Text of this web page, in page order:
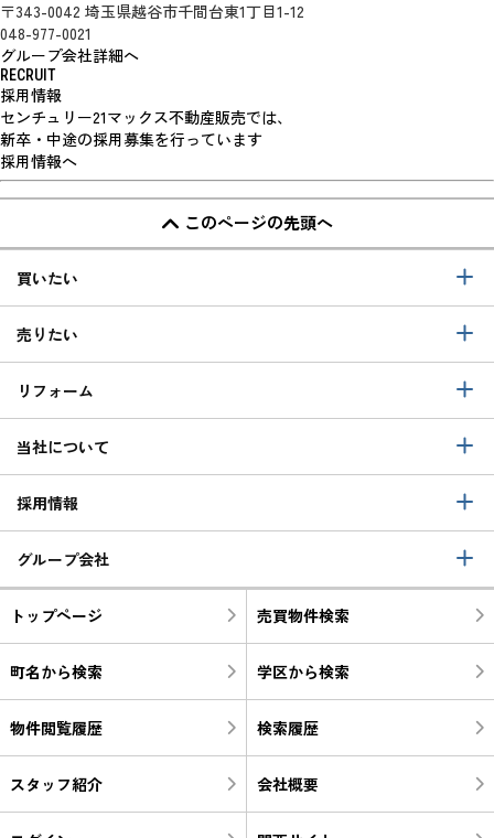
〒343-0042 埼玉県越谷市千間台東1丁目1-12
048-977-0021
グループ会社詳細へ
RECRUIT
採用情報
センチュリー21マックス不動産販売では、
新卒・中途の採用募集を行っています
採用情報へ
このページの先頭へ
買いたい
売りたい
リフォーム
当社について
採用情報
グループ会社
トップページ 売買物件検索
町名から検索 学区から検索
物件閲覧履歴 検索履歴
スタッフ紹介 会社概要